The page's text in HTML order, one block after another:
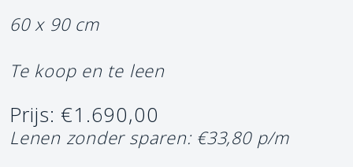
60 x 90 cm
Te koop en te leen
Prijs: €1.690,00
Lenen zonder sparen: €33,80 p/m